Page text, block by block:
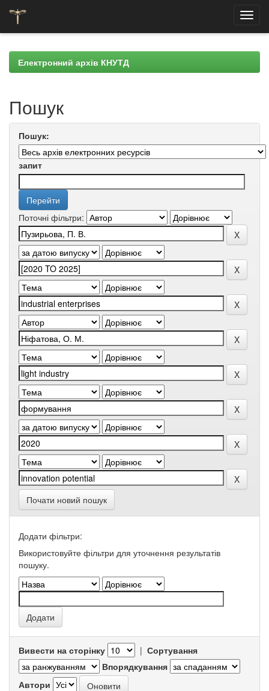
navigationЕлектронний архів КНУТД
Пошук
Пошук:
запит
Поточні фільтри:
Почати новий пошук
Додати фільтри:
Використовуйте фільтри для уточнення результатів
пошуку.
Вивести на сторінку | Сортування
Впорядкування
Автори